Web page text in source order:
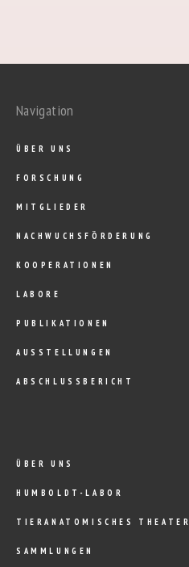
Navigation
ÜBER UNS
FORSCHUNG
MITGLIEDER
NACHWUCHSFÖRDERUNG
KOOPERATIONEN
LABORE
PUBLIKATIONEN
AUSSTELLUNGEN
ABSCHLUSSBERICHT
ÜBER UNS
HUMBOLDT-LABOR
TIERANATOMISCHES THEATER
SAMMLUNGEN